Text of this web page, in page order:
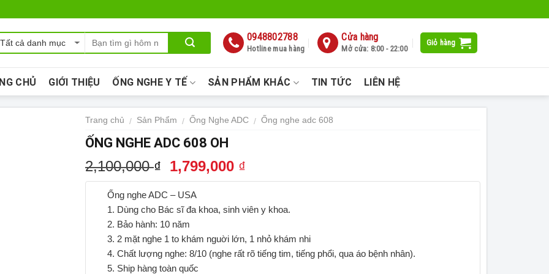
0948802788
Hotline mua hàng
Cửa hàng
Mở cửa: 8:00 - 22:00
Giỏ hàng
CHỦ GIỚI THIỆU ỐNG NGHE Y TẾ SẢN PHẨM KHÁC TIN TỨC LIÊN HỆ
Trang chủ / Sản Phẩm / Ống Nghe ADC / Ống nghe adc 608
ỐNG NGHE ADC 608 OH
2,100,000₫ 1,799,000 ₫
Ống nghe ADC – USA
1. Dùng cho Bác sĩ đa khoa, sinh viên y khoa.
2. Bảo hành: 10 năm
3. 2 mặt nghe 1 to khám nguời lớn, 1 nhỏ khám nhi
4. Chất lượng nghe: 8/10 (nghe rất rõ tiếng tim, tiếng phổi, qua áo bệnh nhân).
5. Ship hàng toàn quốc